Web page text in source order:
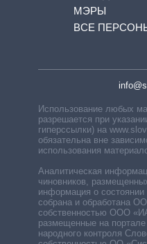
МЭРЫ
ВСЕ
Использование любых
разрешается при
гиперссылки) на
обязательна вне
использования
Аналитическая
чиновников,
информация о
собрана и обработана
собственностью ООО
размещенные на
народного контроля